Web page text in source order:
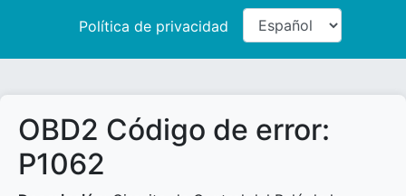
Política de privacidad
OBD2 Código de error:
P1062